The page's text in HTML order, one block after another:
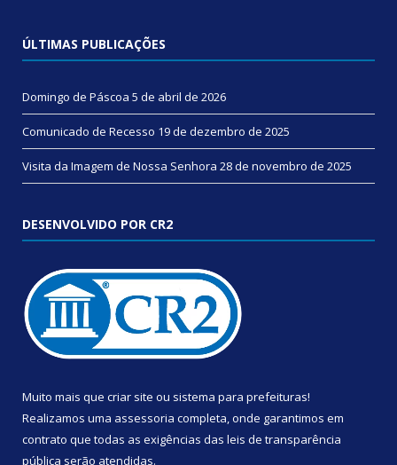
ÚLTIMAS PUBLICAÇÕES
Domingo de Páscoa 5 de abril de 2026
Comunicado de Recesso 19 de dezembro de 2025
Visita da Imagem de Nossa Senhora 28 de novembro de 2025
DESENVOLVIDO POR CR2
Muito mais que criar site ou sistema para prefeituras!
Realizamos uma assessoria completa, onde garantimos em
contrato que todas as exigências das leis de transparência
pública serão atendidas.